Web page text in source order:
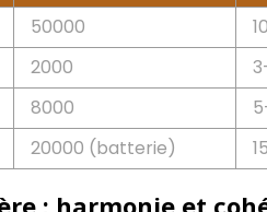
50000
2000
8000
20000 (batterie)
: harmonie et